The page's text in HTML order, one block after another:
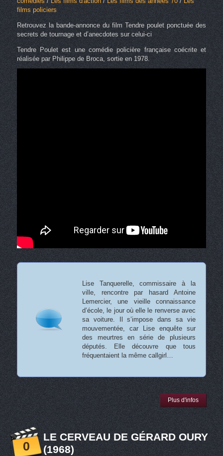
films policiers
Retrouvez la bande-annonce du film Tendre poulet ponctuée des
secrets de tournage et d’anecdotes sur celui-ci
Tendre Poulet est une comédie policière française coécrite et
réalisée par Philippe de Broca, sortie en 1978.
Lise Tanquerelle, commissaire à la
ville, rencontre par hasard Antoine
Lemercier, une vieille connaissance
d’école, le jour où elle le renverse avec
sa voiture. Il s’impose dans sa vie
mouvementée, car Lise enquête sur
des meurtres en série de plusieurs
députés. Elle découvre que tous
fréquentaient la même callgirl…
Plus d'infos
0
LE CERVEAU DE GÉRARD OURY
(1968)